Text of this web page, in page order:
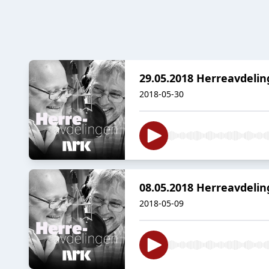
29.05.2018
2018-05-30
08.05.2018
2018-05-09